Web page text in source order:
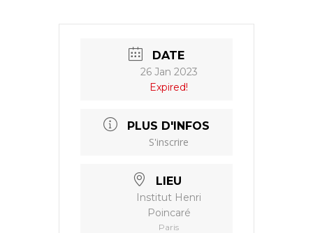
DATE
26 Jan 2023
Expired!
PLUS D'INFOS
S'inscrire
LIEU
Institut Henri
Poincaré
Paris